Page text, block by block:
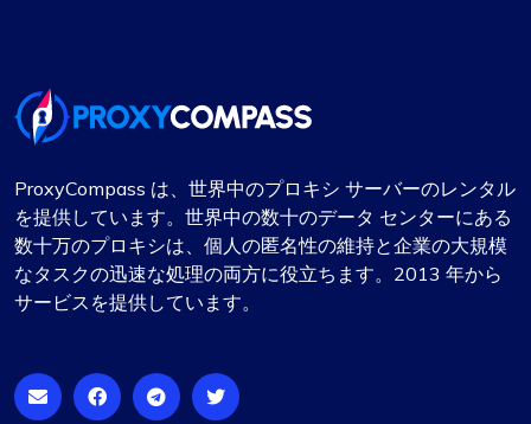
ProxyCompass は、世界中のプロキシ サーバーのレンタル
を提供しています。世界中の数十のデータ センターにある
数十万のプロキシは、個人の匿名性の維持と企業の大規模
なタスクの迅速な処理の両方に役立ちます。2013 年から
サービスを提供しています。